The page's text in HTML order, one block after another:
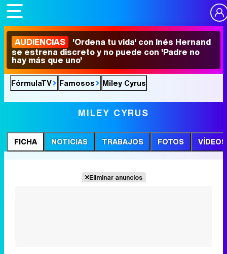
AUDIENCIAS 'Ordena tu vida' con Inés Hernand
se estrena discreto y no puede con 'Padre no
hay más que uno'
FórmulaTV Famosos Miley Cyrus
MILEY CYRUS
FICHA NOTICIAS TRABAJOS FOTOS VÍDEOS
Eliminar anuncios